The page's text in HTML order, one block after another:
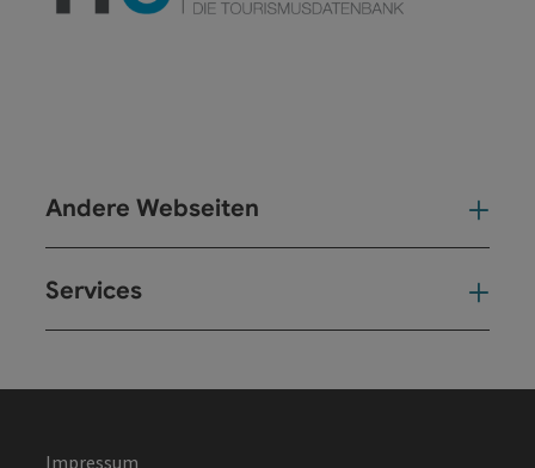
Andere Webseiten
Services
Impressum